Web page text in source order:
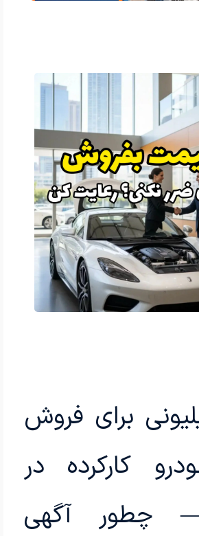
میلیونی برای فروش
کارکرده در
چطور آگهی